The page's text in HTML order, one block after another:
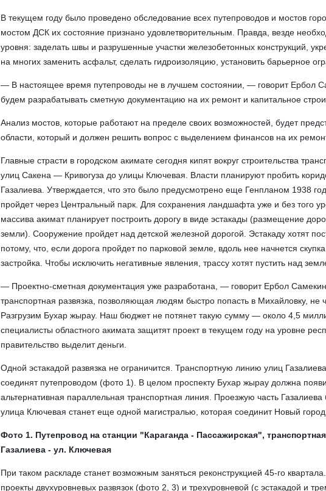
В текущем году было проведено обследование всех путепроводов и мостов
мостом ДСК их состояние признано удовлетворительным. Правда, везде
уровня: заделать швы и разрушенные участки железобетонных конструкций,
на многих заменить асфальт, сделать гидроизоляцию, установить барьерное
— В настоящее время путепроводы не в лучшем состоянии, — говорит Ербол
будем разрабатывать сметную документацию на их ремонт и капитальное
Анализ мостов, которые работают на пределе своих возможностей, будет
области, который и должен решить вопрос с выделением финансов на их
Главные страсти в городском акимате сегодня кипят вокруг строительства
улиц Сакена — Кривогуза до улицы Ключевая. Власти планируют пробить
Газалиева. Утверждается, что это было предусмотрено еще Генпланом 1938
пройдет через Центральный парк. Для сохранения ландшафта уже и без того
массива акимат планирует построить дорогу в виде эстакады (размещение
земли). Сооружение пройдет над детской железной дорогой. Эстакаду хотят
потому, что, если дорога пройдет по парковой земле, вдоль нее начнется
застройка. Чтобы исключить негативные явления, трассу хотят пустить над
— Проектно-сметная документация уже разработана, — говорит Ербол
транспортная развязка, позволяющая людям быстро попасть в Михайловку, не
Разгрузим Бухар жырау. Наш бюджет не потянет такую сумму — около 4,5
специалисты областного акимата защитят проект в текущем году на уровне
правительство выделит деньги.
Одной эстакадой развязка не ограничится. Транспортную линию улиц
соединят путепроводом (фото 1). В целом проспекту Бухар жырау должна
альтернативная параллельная транспортная линия. Проезжую часть Газалиева
улица Ключевая станет еще одной магистралью, которая соединит Новый
Фото 1. Путепровод на станции "Караганда - Пассажирская",
Газалиева - ул. Ключевая
При таком раскладе станет возможным заняться реконструкцией 45-го
проекты двухуровневых развязок (фото 2, 3) и трехуровневой (с эстакадой и